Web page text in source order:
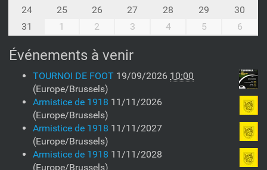
24
25 26 27 28 29
30
31
1 2 3 4 5 6
Événements à venir
TOURNOI DE FOOT 19/09/2026 10:00
(Europe/Brussels)
Armistice de 1918 11/11/2026
(Europe/Brussels)
Armistice de 1918 11/11/2027
(Europe/Brussels)
Armistice de 1918 11/11/2028
(Europe/Brussels)